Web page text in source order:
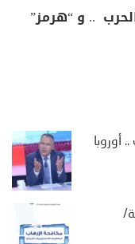
.. و “هرمز”
أوروبا